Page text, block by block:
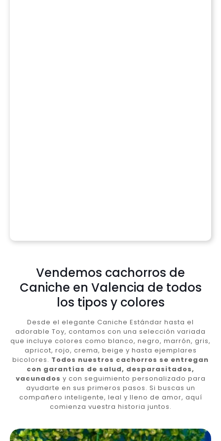
Vendemos cachorros de
Caniche en Valencia de todos
los tipos y colores
Desde el elegante Caniche Estándar hasta el
adorable Toy, contamos con una selección variada
que incluye colores como blanco, negro, marrón, gris,
apricot, rojo, crema, beige y hasta ejemplares
bicolores. Todos nuestros cachorros se entregan
con garantías de salud, desparasitados,
vacunados y con seguimiento personalizado para
ayudarte en sus primeros pasos. Si buscas un
compañero inteligente, leal y lleno de amor, aquí
comienza vuestra historia juntos.